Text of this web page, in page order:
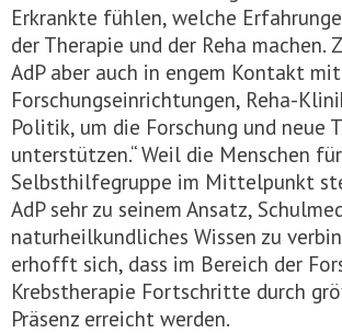
Erkrankte fühlen, welche
der Therapie und der Reha machen.
AdP aber auch in engem Kontakt
Forschungseinrichtungen, Reha-
Politik, um die Forschung und neue
unterstützen.“ Weil die Menschen
Selbsthilfegruppe im Mittelpunkt
AdP sehr zu seinem Ansatz,
naturheilkundliches Wissen zu
erhofft sich, dass im Bereich der
Krebstherapie Fortschritte durch
Präsenz erreicht werden.